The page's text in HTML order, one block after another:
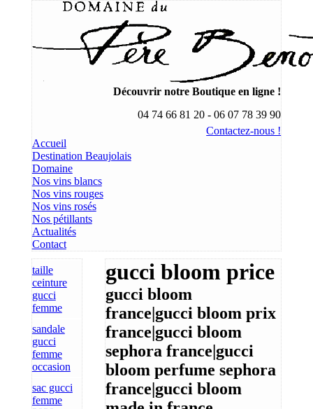
Découvrir notre Boutique en ligne !
04 74 66 81 20 - 06 07 78 39 90
Contactez-nous !
Accueil
Destination Beaujolais
Domaine
Nos vins blancs
Nos vins rouges
Nos vins rosés
Nos pétillants
Actualités
Contact
taille
ceinture
gucci
femme
sandale
gucci
femme
occasion
sac gucci
femme
gucci bloom price
gucci bloom
france|gucci bloom prix
france|gucci bloom
sephora france|gucci
bloom perfume sephora
france|gucci bloom